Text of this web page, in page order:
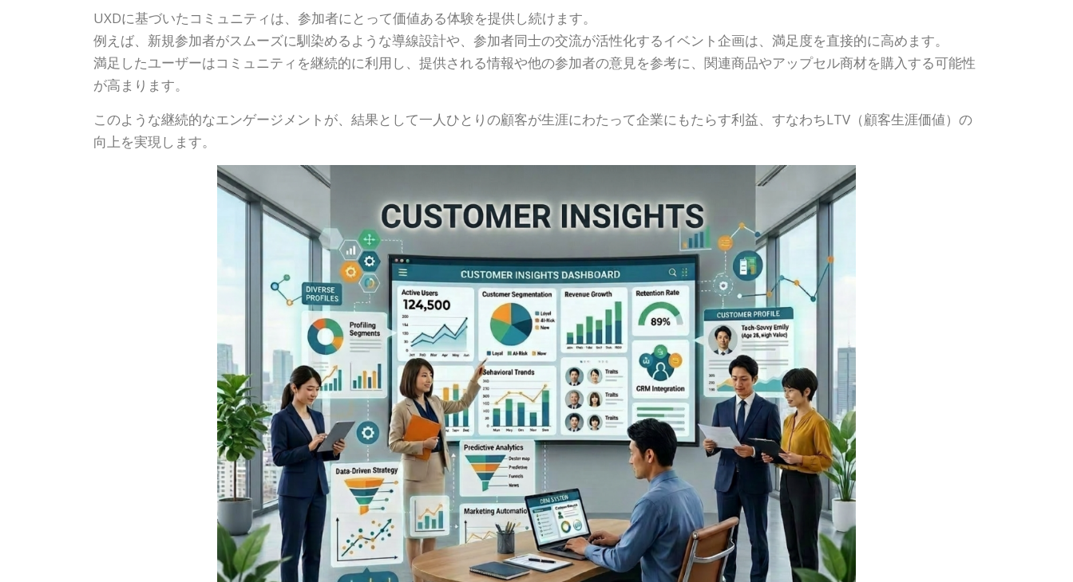
UXDに基づいたコミュニティは、参加者にとって価値ある体験を提供し続けます。
例えば、新規参加者がスムーズに馴染めるような導線設計や、参加者同士の交流が活性化するイベント企画は、満足度を直接的に高めます。
満足したユーザーはコミュニティを継続的に利用し、提供される情報や他の参加者の意見を参考に、関連商品やアップセル商材を購入する可能性
が高まります。
このような継続的なエンゲージメントが、結果として一人ひとりの顧客が生涯にわたって企業にもたらす利益、すなわちLTV（顧客生涯価値）の
向上を実現します。